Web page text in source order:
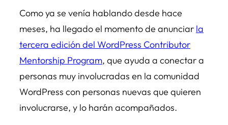
Como ya se venía hablando desde hace
meses, ha llegado el momento de anunciar la
tercera edición del WordPress Contributor
Mentorship Program, que ayuda a conectar a
personas muy involucradas en la comunidad
WordPress con personas nuevas que quieren
involucrarse, y lo harán acompañados.